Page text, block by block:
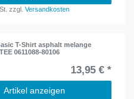
zzgl.Versandkosten
T-Shirt asphalt melange
0611088-80106
13,95 € *
Artikel anzeigen